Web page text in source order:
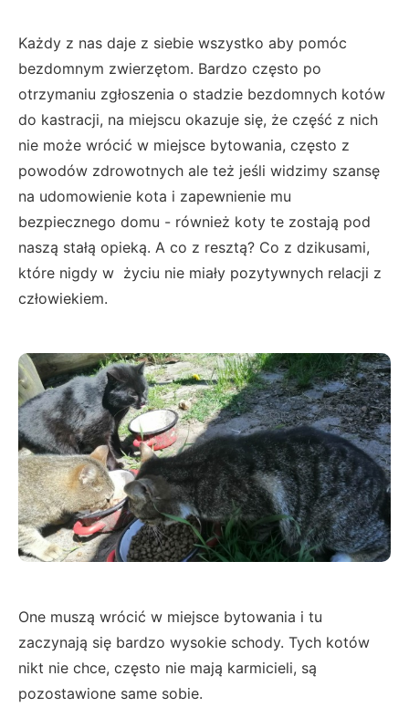
Każdy z nas daje z siebie wszystko aby pomóc
bezdomnym zwierzętom. Bardzo często po
otrzymaniu zgłoszenia o stadzie bezdomnych kotów
do kastracji, na miejscu okazuje się, że część z nich
nie może wrócić w miejsce bytowania, często z
powodów zdrowotnych ale też jeśli widzimy szansę
na udomowienie kota i zapewnienie mu
bezpiecznego domu - również koty te zostają pod
naszą stałą opieką. A co z resztą? Co z dzikusami,
które nigdy w życiu nie miały pozytywnych relacji z
człowiekiem.
One muszą wrócić w miejsce bytowania i tu
zaczynają się bardzo wysokie schody. Tych kotów
nikt nie chce, często nie mają karmicieli, są
pozostawione same sobie.